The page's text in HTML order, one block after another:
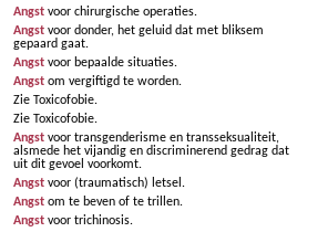
Angst voor chirurgische operaties.
Angst voor donder, het geluid dat met bliksem
gepaard gaat.
Angst voor bepaalde situaties.
Angst om vergiftigd te worden.
Zie Toxicofobie.
Zie Toxicofobie.
Angst voor transgenderisme en transseksualiteit,
alsmede het vijandig en discriminerend gedrag dat
uit dit gevoel voorkomt.
Angst voor (traumatisch) letsel.
Angst om te beven of te trillen.
Angst voor trichinosis.